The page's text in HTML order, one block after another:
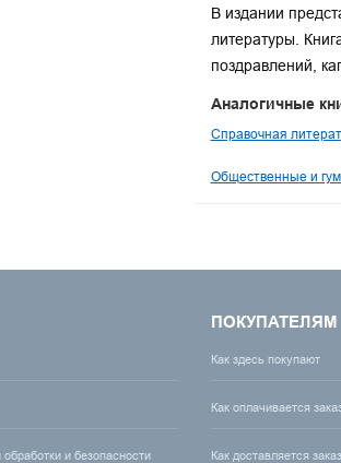
В издании
литературы.
поздравлений,
Аналогичные
Справочная
Общественные и
и безопасности
ПОКУПАТЕЛЯМ
Как здесь покупают
Как оплачивается
Как доставляется заказ